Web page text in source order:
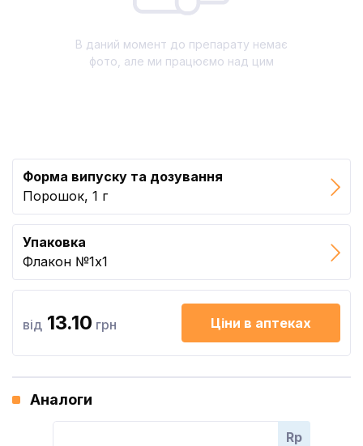
В даний момент до препарату немає
фото, але ми працюємо над цим
Форма випуску та дозування
Порошок, 1 г
Упаковка
Флакон №1x1
від 13.10 грн Ціни в аптеках
Аналоги
Rp